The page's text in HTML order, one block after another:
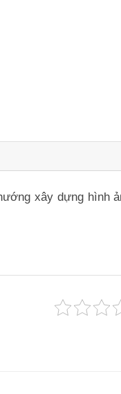
xây dựng hình